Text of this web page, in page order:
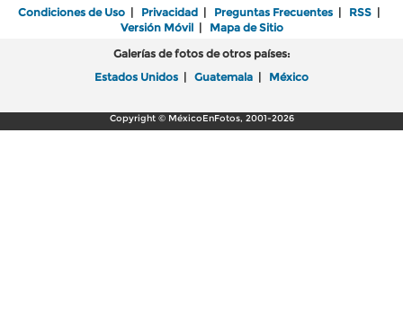
Condiciones de Uso | Privacidad | Preguntas Frecuentes | RSS |
Versión Móvil| Mapa de Sitio
Galerías de fotos de otros países:
Estados Unidos | Guatemala | México
Copyright © MéxicoEnFotos, 2001-2026